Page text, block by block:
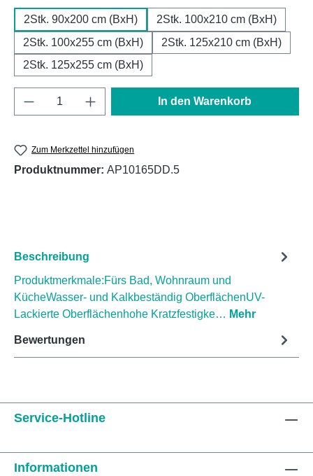
2Stk. 90x200 cm (BxH)
2Stk. 100x210 cm (BxH)
2Stk. 100x255 cm (BxH)
2Stk. 125x210 cm (BxH)
2Stk. 125x255 cm (BxH)
Produkt Anzahl: Gib den gewünschten
In den Warenkorb
Zum Merkzettel hinzufügen
Produktnummer: AP10165DD.5
Beschreibung
Produktmerkmale:Fürs Bad, Wohnraum und
KücheWasser- und Kalkbeständig OberflächenUV-
Lackierte Oberflächenhohe Kratzfestigke… Mehr
Bewertungen
Service-Hotline
Informationen